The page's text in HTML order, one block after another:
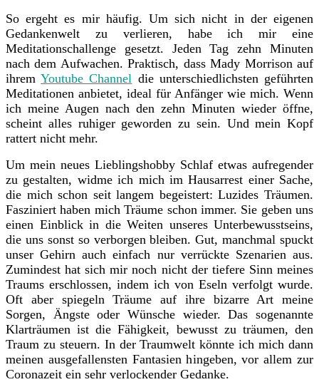
So ergeht es mir häufig. Um sich nicht in der eigenen
Gedankenwelt zu verlieren, habe ich mir eine
Meditationschallenge gesetzt. Jeden Tag zehn Minuten
nach dem Aufwachen. Praktisch, dass Mady Morrison auf
ihremYoutube Channel die unterschiedlichsten geführten
Meditationen anbietet, ideal für Anfänger wie mich. Wenn
ich meine Augen nach den zehn Minuten wieder öffne,
scheint alles ruhiger geworden zu sein. Und mein Kopf
rattert nicht mehr.
Um mein neues Lieblingshobby Schlaf etwas aufregender
zu gestalten, widme ich mich im Hausarrest einer Sache,
die mich schon seit langem begeistert: Luzides Träumen.
Fasziniert haben mich Träume schon immer. Sie geben uns
einen Einblick in die Weiten unseres Unterbewusstseins,
die uns sonst so verborgen bleiben. Gut, manchmal spuckt
unser Gehirn auch einfach nur verrückte Szenarien aus.
Zumindest hat sich mir noch nicht der tiefere Sinn meines
Traums erschlossen, indem ich von Eseln verfolgt wurde.
Oft aber spiegeln Träume auf ihre bizarre Art meine
Sorgen, Ängste oder Wünsche wieder. Das sogenannte
Klarträumen ist die Fähigkeit, bewusst zu träumen, den
Traum zu steuern. In der Traumwelt könnte ich mich dann
meinen ausgefallensten Fantasien hingeben, vor allem zur
Coronazeit ein sehr verlockender Gedanke.